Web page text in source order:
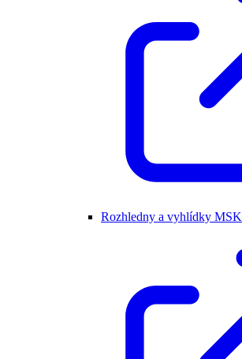
Rozhledny a vyhlídky MSK